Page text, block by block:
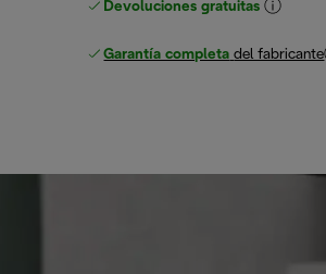
Devoluciones gratuitas
Garantía completa del fabricante